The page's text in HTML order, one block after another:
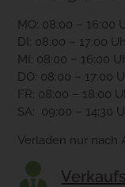
MO: 08:00 – 16:00
DI: 08:00 – 17:00
MI: 08:00 – 16:00
DO: 08:00 – 17:00
FR: 08:00 – 18:00
SA: 09:00 – 14:30
Verladen nur nach